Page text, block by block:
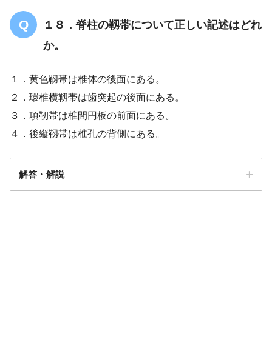
１８．脊柱の靱帯について正しい記述はどれ
か。
１．黄色靱帯は椎体の後面にある。
２．環椎横靱帯は歯突起の後面にある。
３．項靭帯は椎間円板の前面にある。
４．後縦靱帯は椎孔の背側にある。
解答・解説